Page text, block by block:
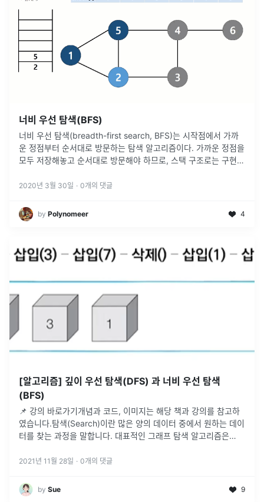
너비 우선 탐색(BFS)
너비 우선 탐색(breadth-first search, BFS)는 시작점에서 가까
운 정점부터 순서대로 방문하는 탐색 알고리즘이다. 가까운 정점을
모두 저장해놓고 순서대로 방문해야 하므로, 스택 구조로는 구현이
2020년 3월 30일 · 0개의 댓글
by Polynomeer 4
[알고리즘] 깊이 우선 탐색(DFS) 과 너비 우선 탐색
(BFS)
📌 강의 바로가기개념과 코드, 이미지는 해당 책과 강의를 참고하
였습니다.탐색(Search)이란 많은 양의 데이터 중에서 원하는 데이
터를 찾는 과정을 말합니다. 대표적인 그래프 탐색 알고리즘은
알아야 ...
2021년 11월 28일 · 0개의 댓글
by Sue 9